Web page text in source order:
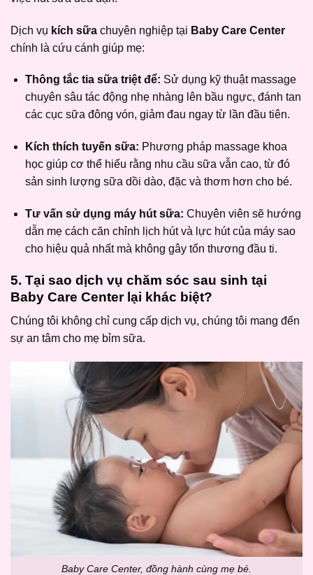
Dịch vụ kích sữa chuyên nghiệp tại Baby Care Center
chính là cứu cánh giúp mẹ:
Thông tắc tia sữa triệt để: Sử dụng kỹ thuật massage
chuyên sâu tác động nhẹ nhàng lên bầu ngực, đánh tan
các cục sữa đông vón, giảm đau ngay từ lần đầu tiên.
Kích thích tuyến sữa: Phương pháp massage khoa
học giúp cơ thể hiểu rằng nhu cầu sữa vẫn cao, từ đó
sản sinh lượng sữa dồi dào, đặc và thơm hơn cho bé.
Tư vấn sử dụng máy hút sữa: Chuyên viên sẽ hướng
dẫn mẹ cách căn chỉnh lịch hút và lực hút của máy sao
cho hiệu quả nhất mà không gây tổn thương đầu ti.
5. Tại sao dịch vụ chăm sóc sau sinh tại
Baby Care Centerlại khác biệt?
Chúng tôi không chỉ cung cấp dịch vụ, chúng tôi mang đến
sự an tâm cho mẹ bỉm sữa.
Baby Care Center, đồng hành cùng mẹ bé.